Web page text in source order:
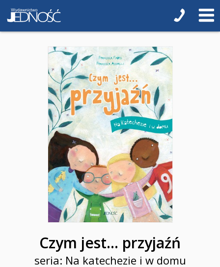
Obrazki
Pomoce katechetyczne
Książki religijne dla dzieci
Regionalne
Teologia
Jedność dla dzieci
NOWOŚCI
ZAPOWIEDZI
QUIZY, ŁAMIGŁÓWKI TERAZ -35% TANIEJ
JUPI JO! - książki kartonowe dla najmłodszych
Czym jest... przyjaźń
seria: Na katechezie i w domu